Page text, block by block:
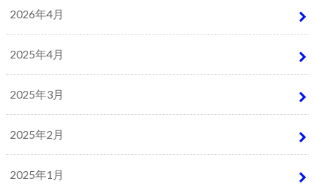
2026年4月
2025年4月
2025年3月
2025年2月
2025年1月